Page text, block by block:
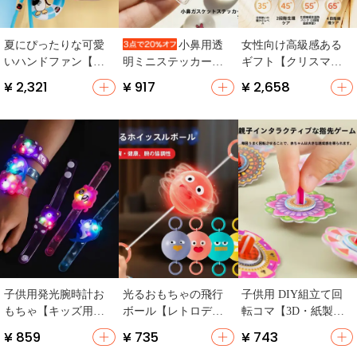
夏にぴったりな可愛
いハンドファン【卒
¥ 2,321
小鼻用透
明ミニステッカー
【手作り・安全・子
供向け・誕生日プレ
¥ 917
女性向け高級感ある
ギフト【クリスマ
ス・バレンタインデ
ー・誕生日用・実用
¥ 2,658
子供用発光腕時計お
もちゃ【キッズ用・
光るブレスレット・
幼稚園プレゼント】
¥ 859
光るおもちゃの飛行
ボール【レトロデザ
イン・解消・幼稚園
向けプレゼント】
¥ 735
子供用 DIY組立て回
転コマ【3D・紙製・
ル・幼稚園用ギフ
¥ 743